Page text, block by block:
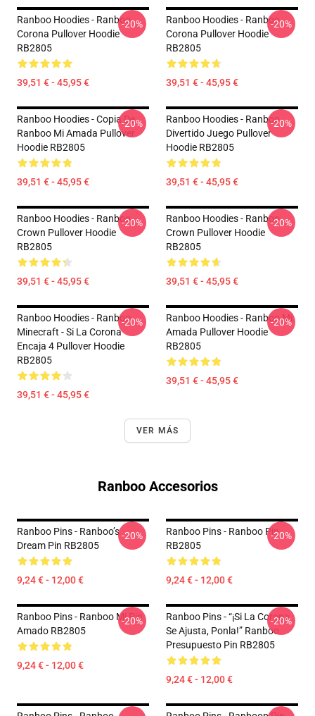
Ranboo Hoodies - Ranboo
Corona Pullover Hoodie
RB2805
39,51 € - 45,95 €
-20%
Ranboo Hoodies - Ranboo
Corona Pullover Hoodie
RB2805
39,51 € - 45,95 €
-20%
Ranboo Hoodies - Copia De
Ranboo Mi Amada Pullover
Hoodie RB2805
39,51 € - 45,95 €
-20%
Ranboo Hoodies - Ranboo
Divertido Juego Pullover
Hoodie RB2805
39,51 € - 45,95 €
-20%
Ranboo Hoodies - Ranboo
Crown Pullover Hoodie
RB2805
39,51 € - 45,95 €
-20%
Ranboo Hoodies - Ranboo
Crown Pullover Hoodie
RB2805
39,51 € - 45,95 €
-20%
Ranboo Hoodies - Ranboo
Minecraft - Si La Corona
Encaja 4 Pullover Hoodie
RB2805
39,51 € - 45,95 €
-20%
Ranboo Hoodies - Ranboo Mi
Amada Pullover Hoodie
RB2805
39,51 € - 45,95 €
-20%
VER MÁS
Ranboo Accesorios
Ranboo Pins - Ranboo’s
Dream Pin RB2805
9,24 € - 12,00 €
-20%
Ranboo Pins - Ranboo Pin
RB2805
9,24 € - 12,00 €
-20%
Ranboo Pins - Ranboo Mi Pin
Amado RB2805
9,24 € - 12,00 €
-20%
Ranboo Pins - “¡Si La Corona
Se Ajusta, Ponla!” Ranboo
Presupuesto Pin RB2805
9,24 € - 12,00 €
-20%